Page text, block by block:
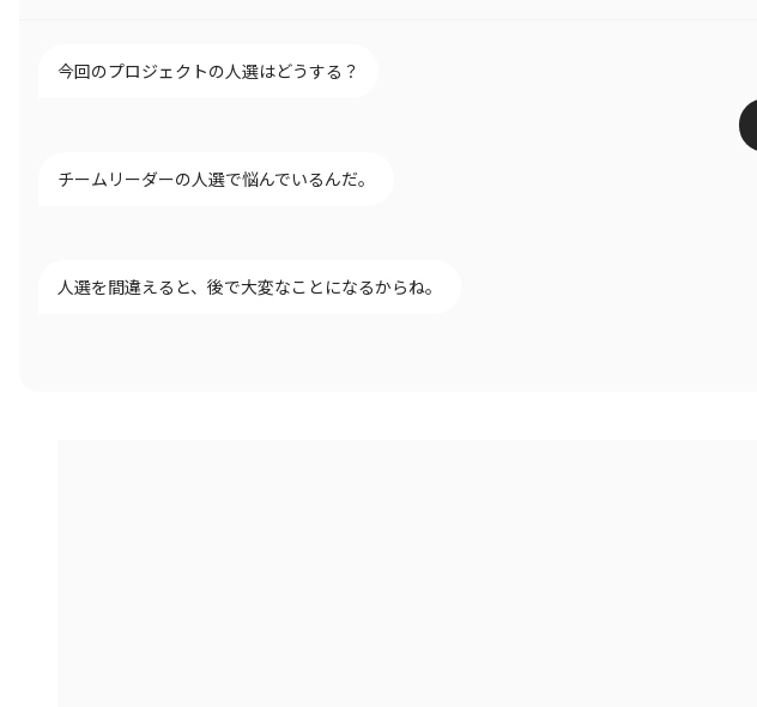
今回のプロジェクトの人選はどうする？
チームリーダーの人選で悩んでいるんだ。
人選を間違えると、後で大変なことになるからね。